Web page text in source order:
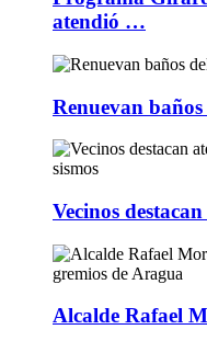
atendió …
Renuevan
Vecinos
Alcalde Rafael